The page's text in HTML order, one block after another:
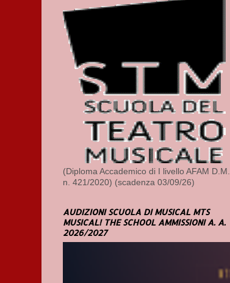
(Diploma Accademico di I livello AFAM D.M.
n. 421/2020) (scadenza 03/09/26)
AUDIZIONI SCUOLA DI MUSICAL MTS
MUSICAL! THE SCHOOL AMMISSIONI A. A.
2026/2027